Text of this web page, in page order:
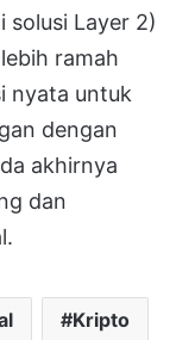
Layer 2)
ramah
nyata untuk
dengan
akhirnya
dan
Kripto